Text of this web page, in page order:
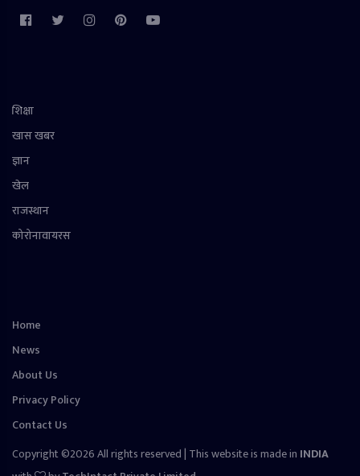
शिक्षा
खास खबर
ज्ञान
खेल
राजस्थान
कोरोनावायरस
Home
News
About Us
Privacy Policy
Contact Us
Copyright ©2026 All rights reserved | This website is made in INDIA